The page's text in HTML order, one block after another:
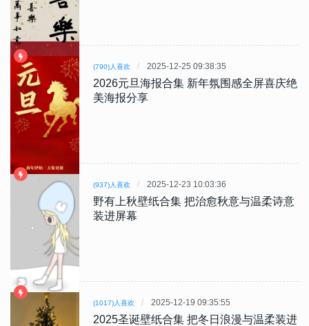
(790)人喜欢 2025-12-25 09:38:35
2026元旦海报合集 新年氛围感全屏喜庆绝
美海报分享
(937)人喜欢 2025-12-23 10:03:36
野有上秋壁纸合集 把治愈秋意与温柔诗意
装进屏幕
(1017)人喜欢 2025-12-19 09:35:55
2025圣诞壁纸合集 把冬日浪漫与温柔装进